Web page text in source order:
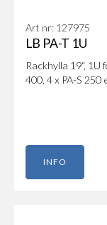
Art nr: 127975
LB PA-T 1U
Rackhylla 19“, 1U
400, 4 x PA-S 250
INFO